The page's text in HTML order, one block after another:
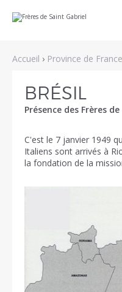
Aller
au
à
Outils
personnels
Accueil › Province de France
BRÉSIL
Présence des Frères
C'est le 7 janvier 1949
Italiens sont arrivés à
la fondation de la